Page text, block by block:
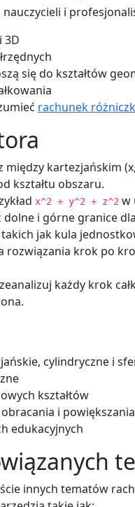
i
3D
się do kształtów
rachunek
między kartezjańskim
kształtu obszaru.
x^2 + y^2 + z^2 w
i górne granice
jak kula
rozwiązania krok po
każdy krok
cylindryczne i
kształtów
i powiększania
edukacyjnych
innych tematów